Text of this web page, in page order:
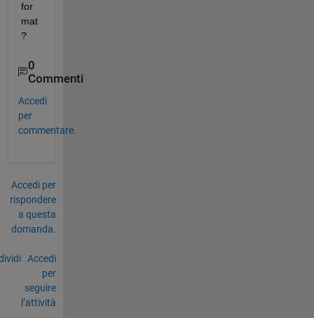
for
mat
?
0
Commenti
Accedi
per
commentare.
Accedi per
rispondere
a questa
domanda.
Accedi
per
seguire
l’attività